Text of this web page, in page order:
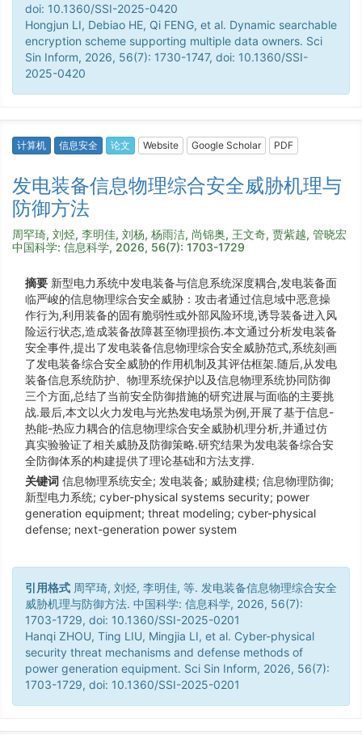
doi: 10.1360/SSI-2025-0420
Hongjun LI, Debiao HE, Qi FENG, et al. Dynamic searchable
encryption scheme supporting multiple data owners. Sci
Sin Inform, 2026, 56(7): 1730-1747, doi: 10.1360/SSI-
2025-0420
计算机 信息安全 论文 Website Google Scholar PDF
发电装备信息物理综合安全威胁机理与
防御方法
周罕琦, 刘烃, 李明佳, 刘杨, 杨雨洁, 尚锦奥, 王文奇, 贾紫越, 管晓宏
中国科学: 信息科学, 2026, 56(7): 1703-1729
摘要 新型电力系统中发电装备与信息系统深度耦合,发电装备面
临严峻的信息物理综合安全威胁：攻击者通过信息域中恶意操
作行为,利用装备的固有脆弱性或外部风险环境,诱导装备进入风
险运行状态,造成装备故障甚至物理损伤.本文通过分析发电装备
安全事件,提出了发电装备信息物理综合安全威胁范式,系统刻画
了发电装备综合安全威胁的作用机制及其评估框架.随后,从发电
装备信息系统防护、物理系统保护以及信息物理系统协同防御
三个方面,总结了当前安全防御措施的研究进展与面临的主要挑
战.最后,本文以火力发电与光热发电场景为例,开展了基于信息-
热能-热应力耦合的信息物理综合安全威胁机理分析,并通过仿
真实验验证了相关威胁及防御策略.研究结果为发电装备综合安
全防御体系的构建提供了理论基础和方法支撑.
关键词 信息物理系统安全; 发电装备; 威胁建模; 信息物理防御;
新型电力系统; cyber-physical systems security; power
generation equipment; threat modeling; cyber-physical
defense; next-generation power system
引用格式 周罕琦, 刘烃, 李明佳, 等. 发电装备信息物理综合安全
威胁机理与防御方法. 中国科学: 信息科学, 2026, 56(7):
1703-1729, doi: 10.1360/SSI-2025-0201
Hanqi ZHOU, Ting LIU, Mingjia LI, et al. Cyber-physical
security threat mechanisms and defense methods of
power generation equipment. Sci Sin Inform, 2026, 56(7):
1703-1729, doi: 10.1360/SSI-2025-0201